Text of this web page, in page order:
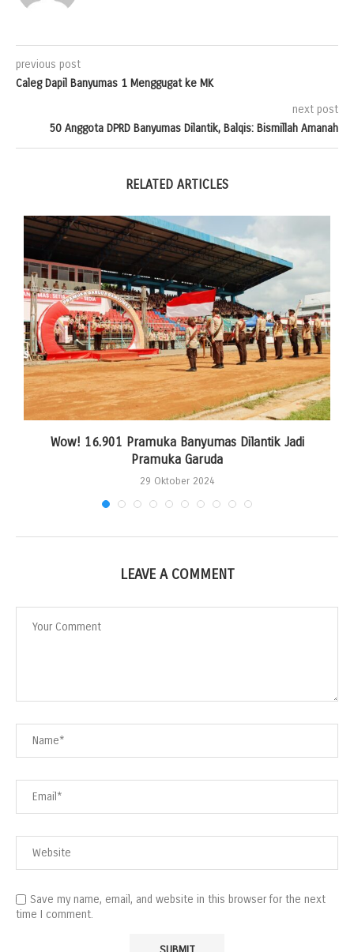
previous post
Caleg Dapil Banyumas 1 Menggugat ke MK
next post
50 Anggota DPRD Banyumas Dilantik, Balqis: Bismillah Amanah
RELATED ARTICLES
Wow! 16.901 Pramuka Banyumas Dilantik Jadi
Pramuka Garuda
29 Oktober 2024
LEAVE A COMMENT
Save my name, email, and website in this browser for the next
time I comment.